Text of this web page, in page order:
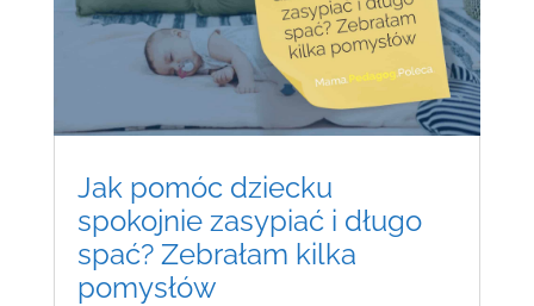
Jak pomóc dziecku
spokojnie zasypiać i długo
spać? Zebrałam kilka
pomysłów